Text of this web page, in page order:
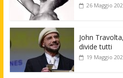
26 Maggio
John
divide tutti
19 Maggio